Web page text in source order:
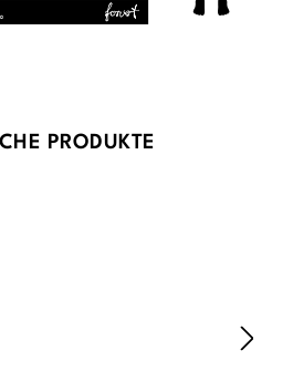
PRODUKTE